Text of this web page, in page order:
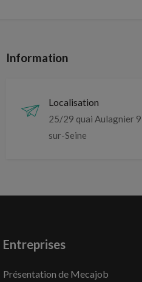
Information
Localisation
25/29 quai Aulagnier
sur-Seine
Entreprises
Présentation de Mecajob